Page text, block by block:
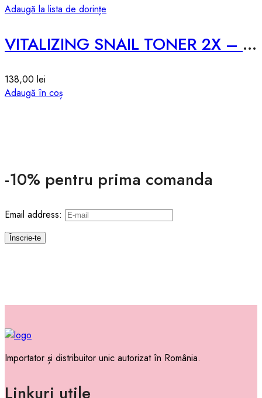
Adaugă la lista de dorințe
VITALIZING SNAIL TONER 2X – 200ml
138,00 lei
Adaugă în coș
-10% pentru prima comanda
Email address:
Importator și distribuitor unic autorizat în România.